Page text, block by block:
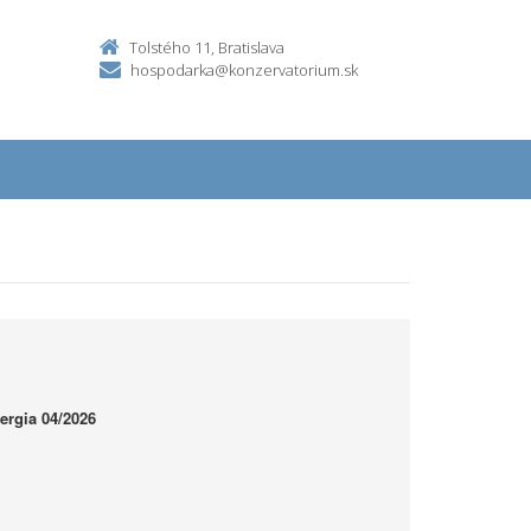
Tolstého 11, Bratislava
hospodarka@konzervatorium.sk
04/2026